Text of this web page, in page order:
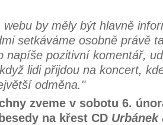
webu by měly být hlavně
setkáváme osobně právě
napíše pozitivní komentář,
lidi přijdou na koncert,
odměna."
zveme v sobotu 6.
na křest CD Urbánek